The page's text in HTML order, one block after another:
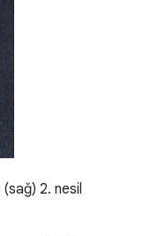
(sağ) 2. nesil